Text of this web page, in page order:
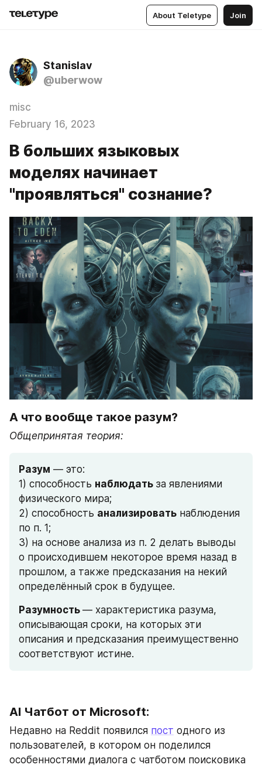
About Teletype Join
Stanislav
@uberwow
misc
February 16, 2023
В больших языковых
моделях начинает
"проявляться" сознание?
А что вообще такое разум?
Общепринятая теория:
Разум — это:
1) способность наблюдать за явлениями
физического мира;
2) способность анализировать наблюдения
по п. 1;
3) на основе анализа из п. 2 делать выводы
о происходившем некоторое время назад в
прошлом, а также предсказания на некий
определённый срок в будущее.
Разумность — характеристика разума,
описывающая сроки, на которых эти
описания и предсказания преимущественно
соответствуют истине.
AI Чатбот от Microsoft:
Недавно на Reddit появился пост одного из
пользователей, в котором он поделился
особенностями диалога с чатботом поисковика